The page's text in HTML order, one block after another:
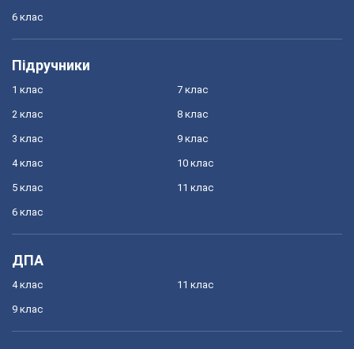
6 клас
Підручники
1 клас
2 клас
3 клас
4 клас
5 клас
6 клас
7 клас
8 клас
9 клас
10 клас
11 клас
ДПА
4 клас
9 клас
11 клас